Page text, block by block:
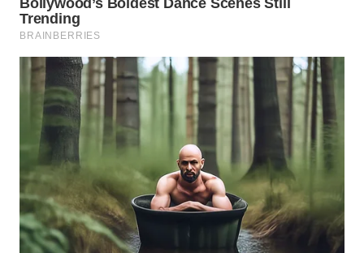
WN
TEBING
TINGGI
WN
PAKPAK
KARAWANG
WN
BEKASI